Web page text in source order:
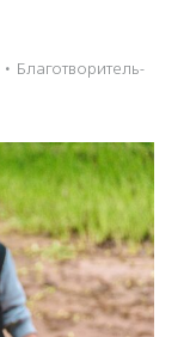
· Благотвори­тель­